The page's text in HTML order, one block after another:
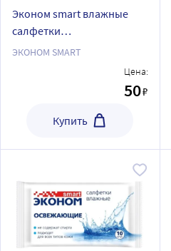
Эконом smart влажные
салфетки
антибактериальные 15 шт.
ЭКОНОМ SMART
Цена:
50₽
Купить